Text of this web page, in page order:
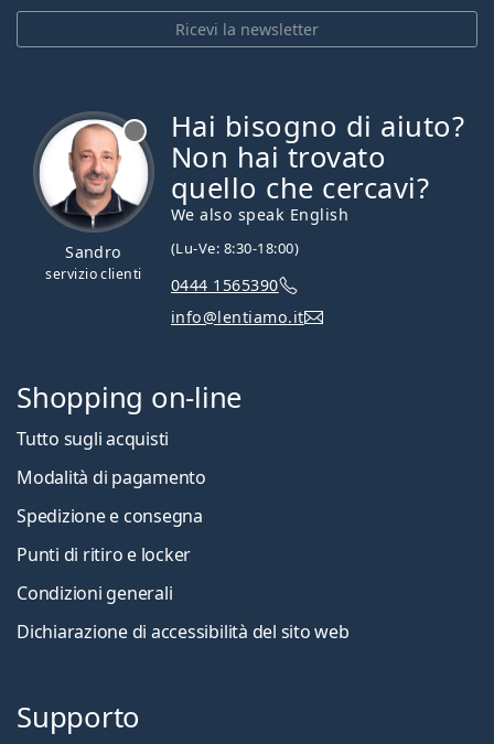
Ricevi la newsletter
Sandro
servizio clienti
Hai bisogno di aiuto?
Non hai trovato
quello che cercavi?
We also speak English
(Lu-Ve: 8:30-18:00)
0444 1565390
info@lentiamo.it
Shopping on-line
Tutto sugli acquisti
Modalità di pagamento
Spedizione e consegna
Punti di ritiro e locker
Condizioni generali
Dichiarazione di accessibilità del sito web
Supporto